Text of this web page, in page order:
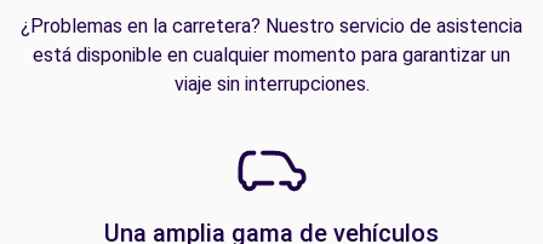
¿Problemas en la carretera? Nuestro servicio de asistencia
está disponible en cualquier momento para garantizar un
viaje sin interrupciones.
Una amplia gama de vehículos